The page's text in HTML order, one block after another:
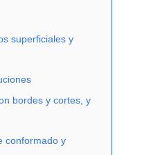
superficiales y
bordes y cortes, y
conformado y